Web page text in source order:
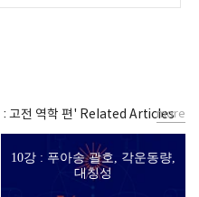
: 고전 역학 편' Related Articles
10강 : 푸아송 괄호, 각운동량,
대칭성
more